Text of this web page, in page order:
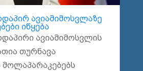
ავიამიმოსვლაზე
იწყება
ავიამიმოსვლის
თურნავა
მოლაპარაკებებს